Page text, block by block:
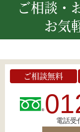
ご相談・
お気
ご相談無料
電話受